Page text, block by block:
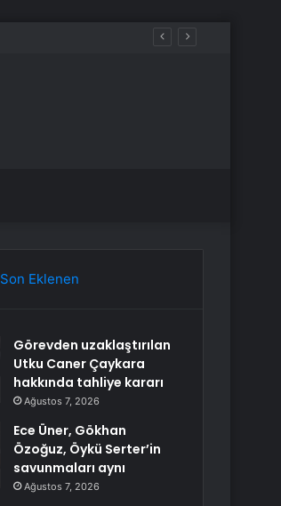
Son Eklenen
Görevden uzaklaştırılan
Utku Caner Çaykara
hakkında tahliye kararı
Ağustos 7, 2026
Ece Üner, Gökhan
Özoğuz, Öykü Serter’in
savunmaları aynı
Ağustos 7, 2026